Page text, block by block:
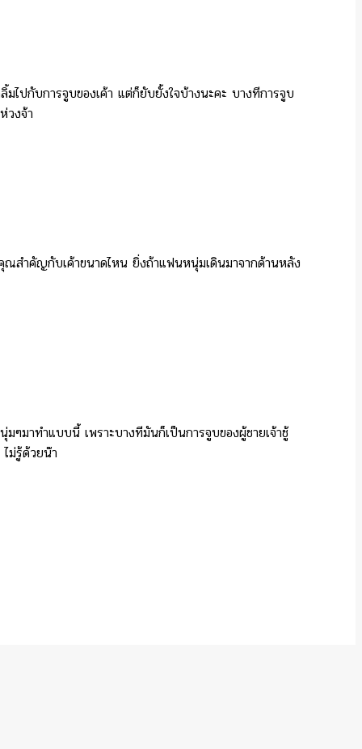
ปกับการจูบของเค้า แต่ก็ยับยั้งใจบ้างนะคะ บางทีการจูบ
วงจ้า
ณสำคัญกับเค้าขนาดไหน ยิ่งถ้าแฟนหนุ่มเดินมาจากด้านหลัง
มาทำแบบนี้ เพราะบางทีมันก็เป็นการจูบของผู้ชายเจ้าชู้
ม่รู้ด้วยน๊า